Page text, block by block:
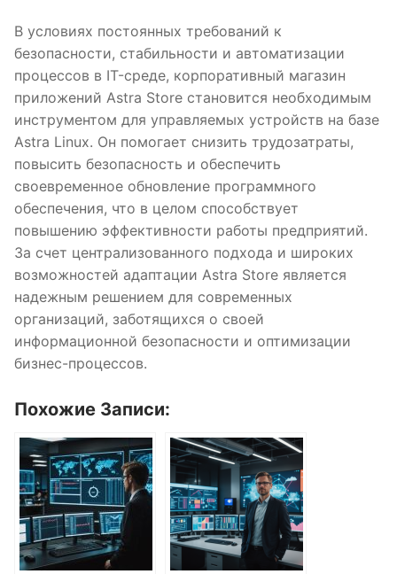
В условиях постоянных требований к
безопасности, стабильности и автоматизации
процессов в IT-среде, корпоративный магазин
приложений Astra Store становится необходимым
инструментом для управляемых устройств на базе
Astra Linux. Он помогает снизить трудозатраты,
повысить безопасность и обеспечить
своевременное обновление программного
обеспечения, что в целом способствует
повышению эффективности работы предприятий.
За счет централизованного подхода и широких
возможностей адаптации Astra Store является
надежным решением для современных
организаций, заботящихся о своей
информационной безопасности и оптимизации
бизнес-процессов.
Похожие Записи: